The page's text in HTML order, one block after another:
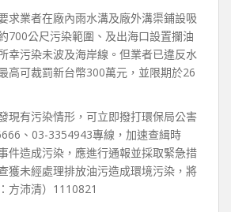
求業者在廠內雨水溝及廠外溝渠鋪設吸
700公尺污染範圍、及出海口設置攔油
幸污染未波及海岸線。但業者已違反水
高可裁罰新台幣300萬元，並限期於26
現有污染情形，可立即撥打環保局公害
、03-3354943專線，加速查緝時
件造成污染，應進行通報並採取緊急措
獲未經處理排放油污造成環境污染，將
方沛清）1110821